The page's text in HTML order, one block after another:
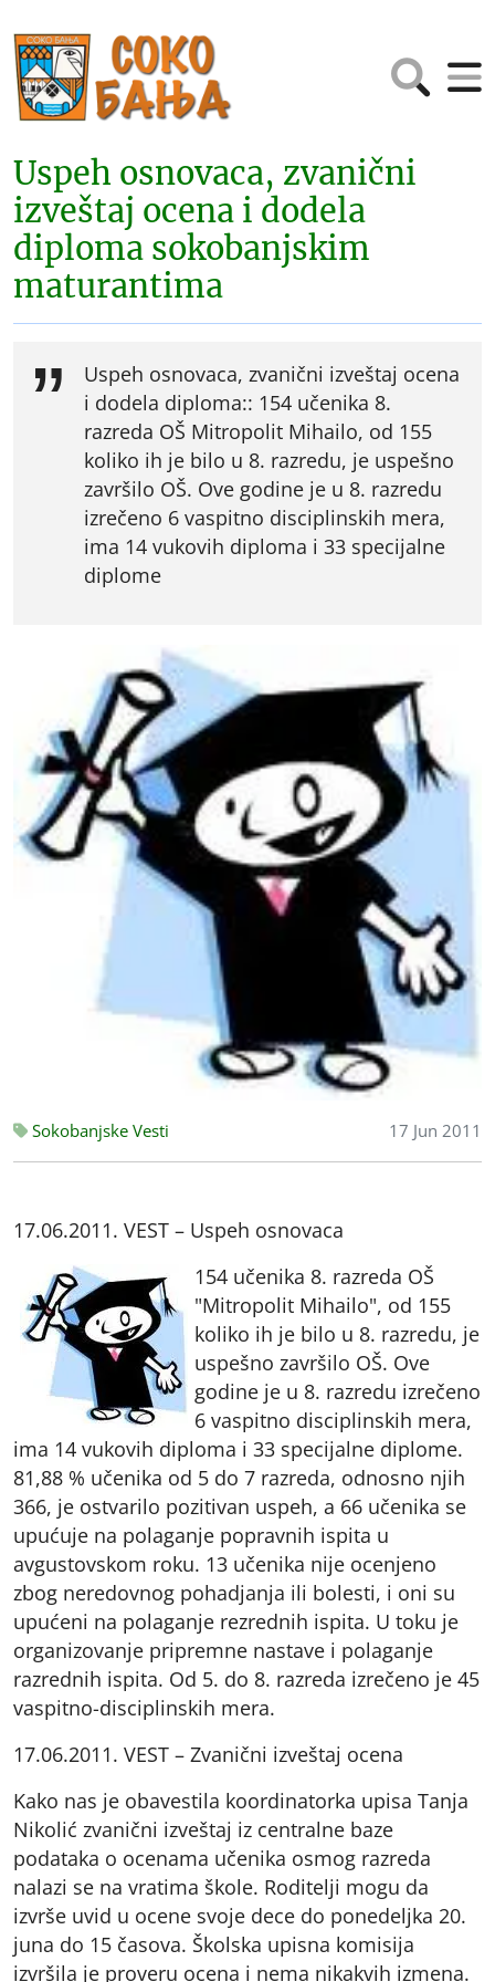
Uspeh osnovaca, zvanični
izveštaj ocena i dodela
diploma sokobanjskim
maturantima
Uspeh osnovaca, zvanični izveštaj ocena
i dodela diploma:: 154 učenika 8.
razreda OŠ Mitropolit Mihailo, od 155
koliko ih je bilo u 8. razredu, je uspešno
završilo OŠ. Ove godine je u 8. razredu
izrečeno 6 vaspitno disciplinskih mera,
ima 14 vukovih diploma i 33 specijalne
diplome
Sokobanjske Vesti 17 Jun 2011
17.06.2011. VEST – Uspeh osnovaca
154 učenika 8. razreda OŠ
"Mitropolit Mihailo", od 155
koliko ih je bilo u 8. razredu, je
uspešno završilo OŠ. Ove
godine je u 8. razredu izrečeno
6 vaspitno disciplinskih mera,
ima 14 vukovih diploma i 33 specijalne diplome.
81,88 % učenika od 5 do 7 razreda, odnosno njih
366, je ostvarilo pozitivan uspeh, a 66 učenika se
upućuje na polaganje popravnih ispita u
avgustovskom roku. 13 učenika nije ocenjeno
zbog neredovnog pohadjanja ili bolesti, i oni su
upućeni na polaganje rezrednih ispita. U toku je
organizovanje pripremne nastave i polaganje
razrednih ispita. Od 5. do 8. razreda izrečeno je 45
vaspitno-disciplinskih mera.
17.06.2011. VEST – Zvanični izveštaj ocena
Kako nas je obavestila koordinatorka upisa Tanja
Nikolić zvanični izveštaj iz centralne baze
podataka o ocenama učenika osmog razreda
nalazi se na vratima škole. Roditelji mogu da
izvrše uvid u ocene svoje dece do ponedeljka 20.
juna do 15 časova. Školska upisna komisija
izvršila je proveru ocena i nema nikakvih izmena.